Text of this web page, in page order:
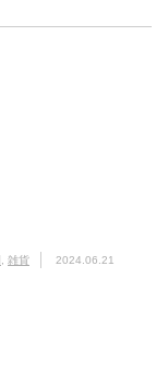
, 雑貨 2024.06.21